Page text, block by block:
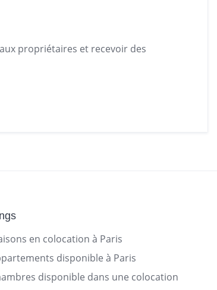
propriétaires et recevoir des
en colocation à Paris
disponible à Paris
disponible dans une colocation